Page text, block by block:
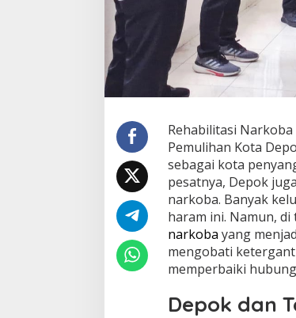
Rehabilitasi
Pemulihan Kota
sebagai kota
pesatnya, Depok
narkoba. Banyak
haram ini. Namun,
narkoba yang
mengobati
memperbaiki
Depok dan